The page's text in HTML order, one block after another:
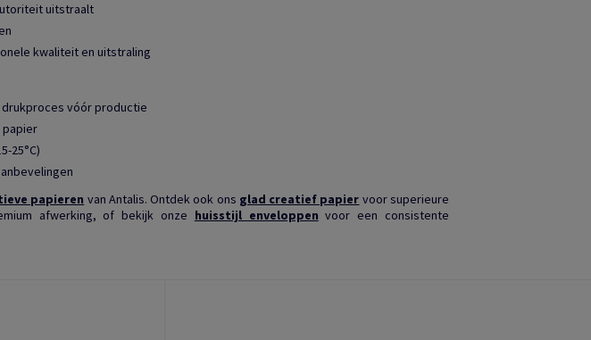
uitstraalt
kwaliteit en uitstraling
vóór productie
papier
25°C)
papieren van Antalis. Ontdek ook ons glad creatief papier voor superieure
afwerking, of bekijk onze huisstijl enveloppen voor een consistente